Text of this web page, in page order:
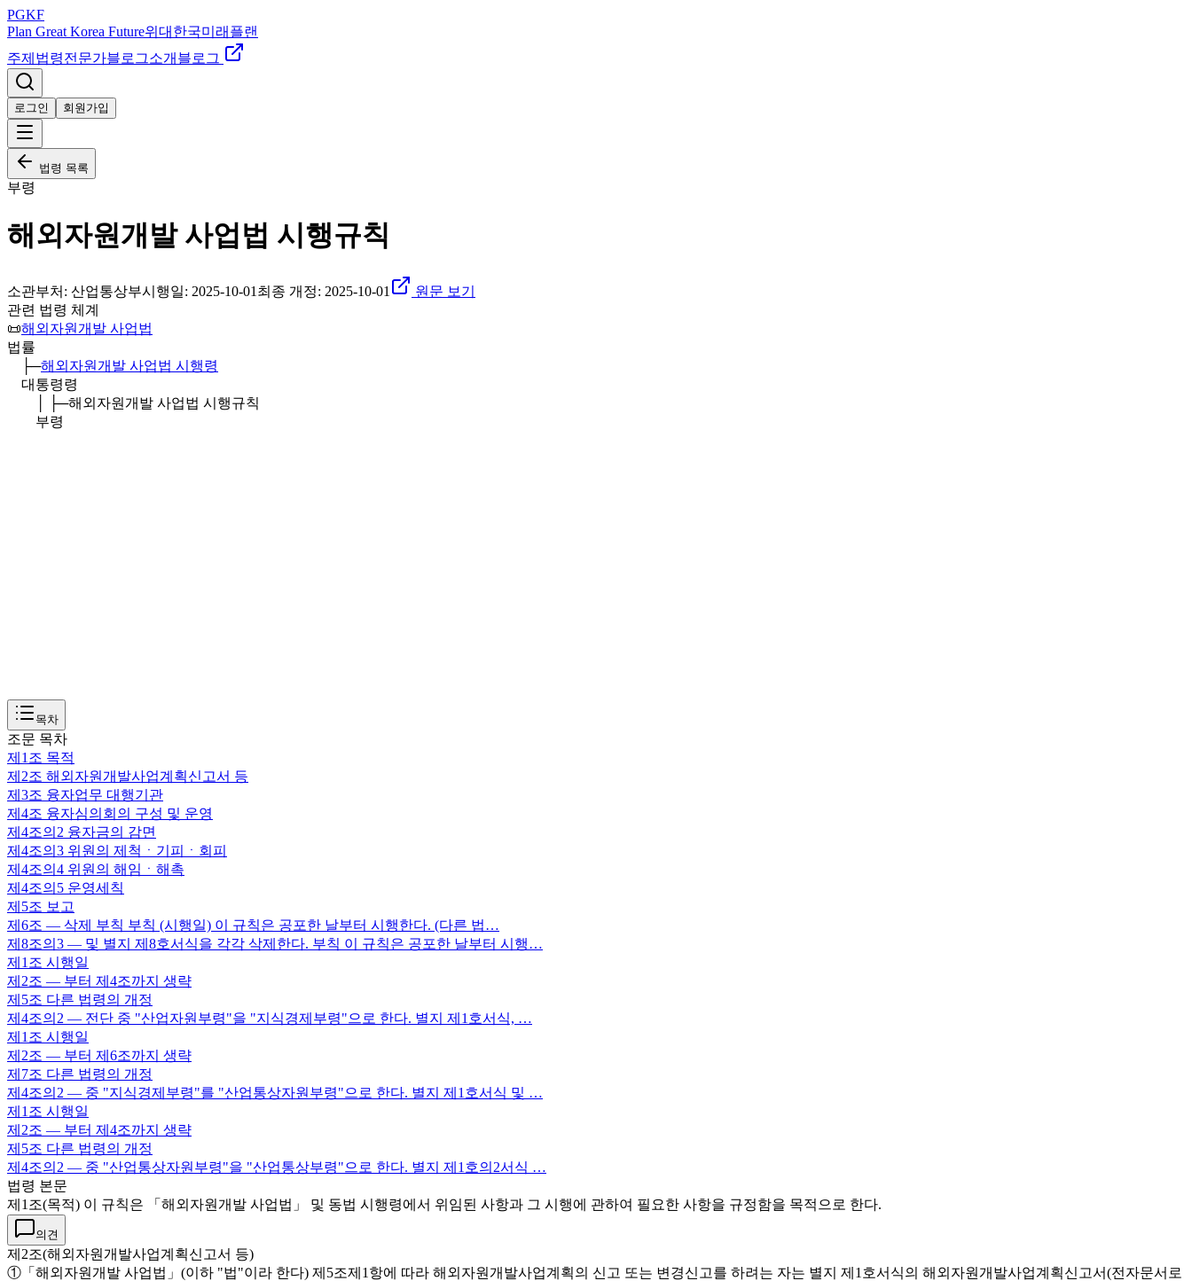
PGKF
Plan Great Korea Future위대한국미래플랜
주제 법령전문가블로그소개 블로그
로그인 회원가입
법령 목록
부령
해외자원개발 사업법 시행규칙
소관부처: 산업통상부시행일: 2025-10-01 최종 개정: 2025-10-01
원문 보기
관련 법령 체계
📜해외자원개발 사업법
법률
├─해외자원개발 사업법 시행령
대통령령
│ ├─해외자원개발 사업법 시행규칙
부령
목차
조문 목차
제1조 목적
제2조 해외자원개발사업계획신고서 등
제3조 융자업무 대행기관
제4조 융자심의회의 구성 및 운영
제4조의2 융자금의 감면
제4조의3 위원의 제척ㆍ기피ㆍ회피
제4조의4 위원의 해임ㆍ해촉
제4조의5 운영세칙
제5조 보고
제6조 — 삭제 부칙 부칙 (시행일) 이 규칙은 공포한 날부터 시행한다. (다른 법…
제8조의3 — 및 별지 제8호서식을 각각 삭제한다. 부칙 이 규칙은 공포한 날부터 시행…
제1조 시행일
제2조 — 부터 제4조까지 생략
제5조 다른 법령의 개정
제4조의2 — 전단 중 "산업자원부령"을 "지식경제부령"으로 한다. 별지 제1호서식, …
제1조 시행일
제2조 — 부터 제6조까지 생략
제7조 다른 법령의 개정
제4조의2 — 중 "지식경제부령"를 "산업통상자원부령"으로 한다. 별지 제1호서식 및 …
제1조 시행일
제2조 — 부터 제4조까지 생략
제5조 다른 법령의 개정
제4조의2 — 중 "산업통상자원부령"을 "산업통상부령"으로 한다. 별지 제1호의2서식 …
법령 본문
제1조(목적) 이 규칙은 「해외자원개발 사업법」 및 동법 시행령에서 위임된 사항과 그 시행에 관하여 필요한 사항을 규정함을 목적으로 한다.
의견
제2조(해외자원개발사업계획신고서 등)
①「해외자원개발 사업법」(이하 "법"이라 한다) 제5조제1항에 따라 해외자원개발사업계획의 신고 또는 변경신고를 하려는 자는 별지 제1호서식의 해외자원개발사업계획신고서(전자문서로